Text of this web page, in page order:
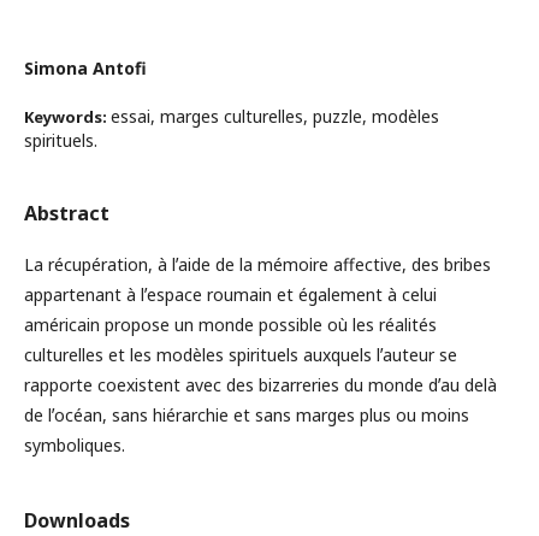
Simona Antofi
Keywords: essai, marges culturelles, puzzle, modèles
spirituels.
Abstract
La récupération, à lʼaide de la mémoire affective, des bribes
appartenant à lʼespace roumain et également à celui
américain propose un monde possible où les réalités
culturelles et les modèles spirituels auxquels lʼauteur se
rapporte coexistent avec des bizarreries du monde dʼau delà
de lʼocéan, sans hiérarchie et sans marges plus ou moins
symboliques.
Downloads